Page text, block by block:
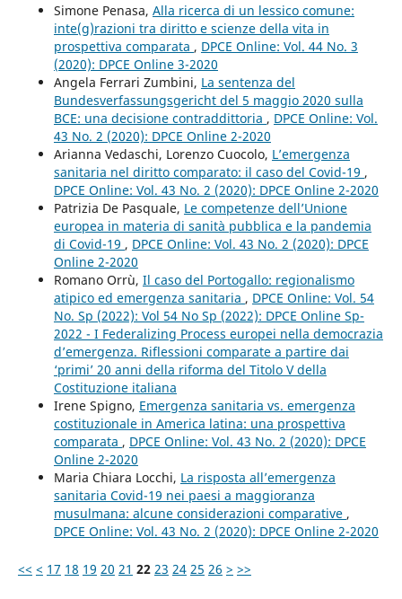
Simone Penasa, Alla ricerca di un lessico comune:
inte(g)razioni tra diritto e scienze della vita in
prospettiva comparata , DPCE Online: Vol. 44 No. 3
(2020): DPCE Online 3-2020
Angela Ferrari Zumbini, La sentenza del
Bundesverfassungsgericht del 5 maggio 2020 sulla
BCE: una decisione contraddittoria , DPCE Online: Vol.
43 No. 2 (2020): DPCE Online 2-2020
Arianna Vedaschi, Lorenzo Cuocolo, L’emergenza
sanitaria nel diritto comparato: il caso del Covid-19 ,
DPCE Online: Vol. 43 No. 2 (2020): DPCE Online 2-2020
Patrizia De Pasquale, Le competenze dell’Unione
europea in materia di sanità pubblica e la pandemia
di Covid-19 , DPCE Online: Vol. 43 No. 2 (2020): DPCE
Online 2-2020
Romano Orrù, Il caso del Portogallo: regionalismo
atipico ed emergenza sanitaria , DPCE Online: Vol. 54
No. Sp (2022): Vol 54 No Sp (2022): DPCE Online Sp-
2022 - I Federalizing Process europei nella democrazia
d’emergenza. Riflessioni comparate a partire dai
‘primi’ 20 anni della riforma del Titolo V della
Costituzione italiana
Irene Spigno, Emergenza sanitaria vs. emergenza
costituzionale in America latina: una prospettiva
comparata , DPCE Online: Vol. 43 No. 2 (2020): DPCE
Online 2-2020
Maria Chiara Locchi, La risposta all’emergenza
sanitaria Covid-19 nei paesi a maggioranza
musulmana: alcune considerazioni comparative ,
DPCE Online: Vol. 43 No. 2 (2020): DPCE Online 2-2020
<< < 17 18 19 20 21 22 23 24 25 26 > >>